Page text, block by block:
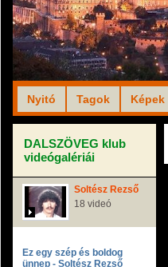
Nyitó Tagok Képek
DALSZÖVEG klub
videógalériái
Soltész Rezső
18 videó
Ez egy szép és boldog
ünnep - Soltész Rezső